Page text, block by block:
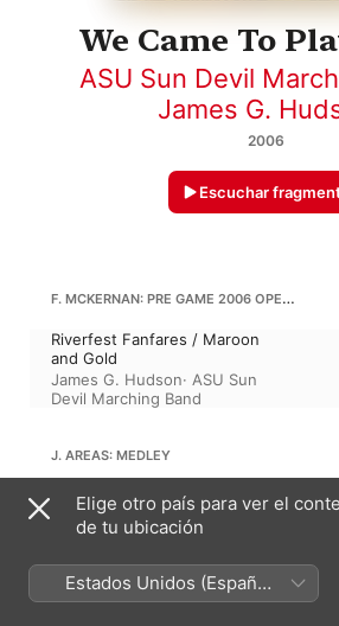
We Came To
ASU Sun Devil
James G.
2006
Escuchar
F. MCKERNAN: PRE GAME 2006 OPENER, MEDLEY
Riverfest Fanfares / Maroon
and Gold
James G. Hudson· ASU Sun
Devil Marching Band
J. AREAS: MEDLEY
Se a Cabo / Black Magic Woman
James G. Hudson·ASU Sun
Devil Marching Band
T. PUENTE: MEDLEY
Elige otro país para ver el
de tu ubicación
Estados Unidos (Español
México)